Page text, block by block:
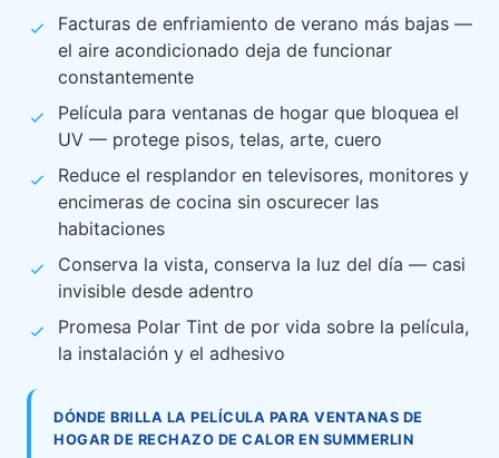
Facturas de enfriamiento de verano más bajas —
el aire acondicionado deja de funcionar
constantemente
Película para ventanas de hogar que bloquea el
UV — protege pisos, telas, arte, cuero
Reduce el resplandor en televisores, monitores y
encimeras de cocina sin oscurecer las
habitaciones
Conserva la vista, conserva la luz del día — casi
invisible desde adentro
Promesa Polar Tint de por vida sobre la película,
la instalación y el adhesivo
DÓNDE BRILLA LA PELÍCULA PARA VENTANAS DE
HOGAR DE RECHAZO DE CALOR EN SUMMERLIN